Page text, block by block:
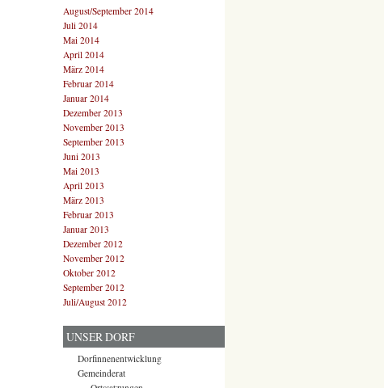
August/September 2014
Juli 2014
Mai 2014
April 2014
März 2014
Februar 2014
Januar 2014
Dezember 2013
November 2013
September 2013
Juni 2013
Mai 2013
April 2013
März 2013
Februar 2013
Januar 2013
Dezember 2012
November 2012
Oktober 2012
September 2012
Juli/August 2012
UNSER DORF
Dorfinnenentwicklung
Gemeinderat